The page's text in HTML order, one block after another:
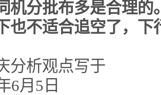
机分批布多是合理
也不适合追空了，下
分析观点写于
6月5日